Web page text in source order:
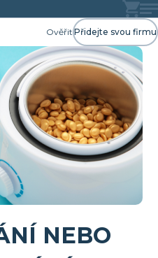
Ověřit Přidejte svou firmu
NEBO